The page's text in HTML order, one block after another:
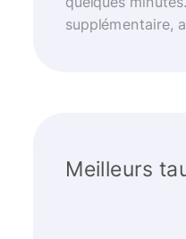
supplémentaire,
Meilleurs